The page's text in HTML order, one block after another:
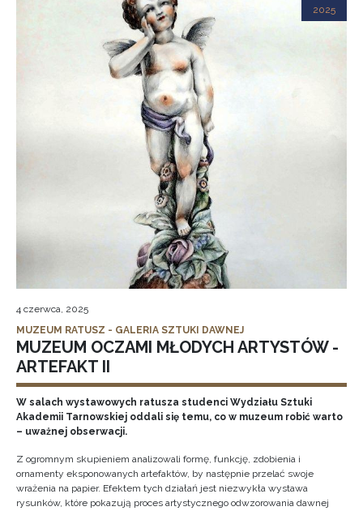
2025
4 czerwca, 2025
MUZEUM RATUSZ - GALERIA SZTUKI DAWNEJ
MUZEUM OCZAMI MŁODYCH ARTYSTÓW -
ARTEFAKT II
W salach wystawowych ratusza studenci Wydziału Sztuki
Akademii Tarnowskiej oddali się temu, co w muzeum robić warto
– uważnej obserwacji.
Z ogromnym skupieniem analizowali formę, funkcję, zdobienia i
ornamenty eksponowanych artefaktów, by następnie przelać swoje
wrażenia na papier. Efektem tych działań jest niezwykła wystawa
rysunków, które pokazują proces artystycznego odwzorowania dawnej